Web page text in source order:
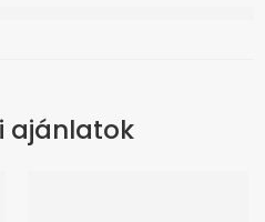
ajánlatok